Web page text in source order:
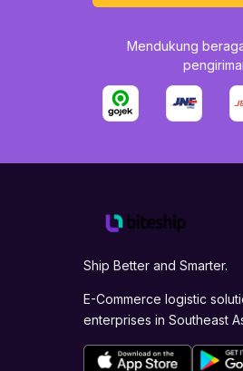
Mendukung
Ship Better and Smarter.
E-Commerce logistic
enterprises in Southeast